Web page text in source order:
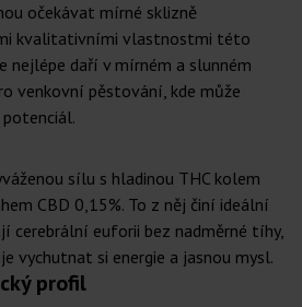
očekávat mírné sklizně
kvalitativními vlastnostmi této
nejlépe daří v mírném a slunném
venkovní pěstování, kde může
sílu s hladinou THC kolem
CBD 0,15%. To z něj činí ideální
cerebrální euforii bez nadměrné tíhy,
vychutnat si energie a jasnou mysl.
profil